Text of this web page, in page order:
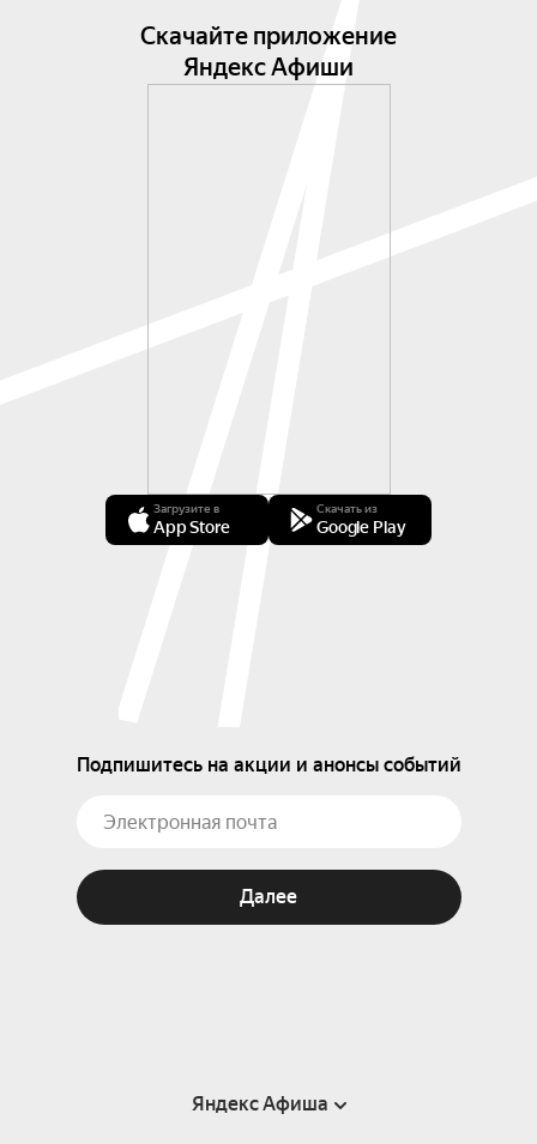
Скачайте приложение
Яндекс Афиши
Загрузите в
App Store
Скачать из
Google Play
Подпишитесь на акции и анонсы событий
Далее
Яндекс Афиша